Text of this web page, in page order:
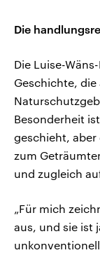
Die
Die Luise-
Geschichte, die
Besonderheit
geschieht, aber
zum
und zugleich
„Für mich
aus, und sie ist